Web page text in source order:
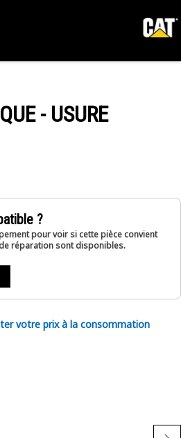
- USURE
?
pour voir si cette pièce convient
réparation sont disponibles.
votre prix à la consommation